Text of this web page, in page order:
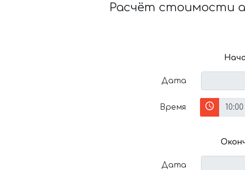
Расчёт стоимости
Дата
Время
Дата